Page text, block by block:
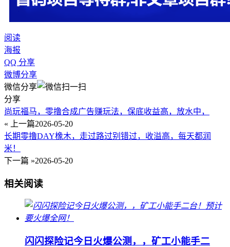
阅读
海报
QQ 分享
微博分享
微信分享
分享
尚玩福马，零撸合成广告赚玩法，保底收益高，放水中，
« 上一篇2026-05-20
长期零撸DAY橡木，走过路过别错过，收溢高，每天都润
米！
下一篇 »2026-05-20
相关阅读
闪闪探险记今日火爆公测，，矿工小能手二